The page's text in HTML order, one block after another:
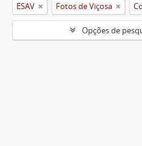
ESAV Fotos de Viçosa
Opções de